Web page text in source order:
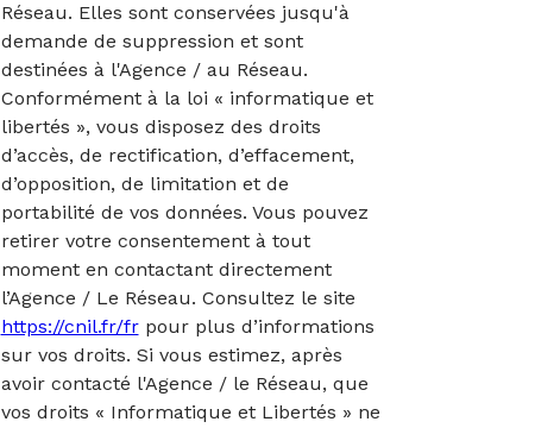
Réseau. Elles sont conservées jusqu'à
demande de suppression et sont
destinées à l'Agence / au Réseau.
Conformément à la loi « informatique et
libertés », vous disposez des droits
d’accès, de rectification, d’effacement,
d’opposition, de limitation et de
portabilité de vos données. Vous pouvez
retirer votre consentement à tout
moment en contactant directement
l’Agence / Le Réseau. Consultez le site
https://cnil.fr/frpour plus d’informations
sur vos droits. Si vous estimez, après
avoir contacté l'Agence / le Réseau, que
vos droits « Informatique et Libertés » ne